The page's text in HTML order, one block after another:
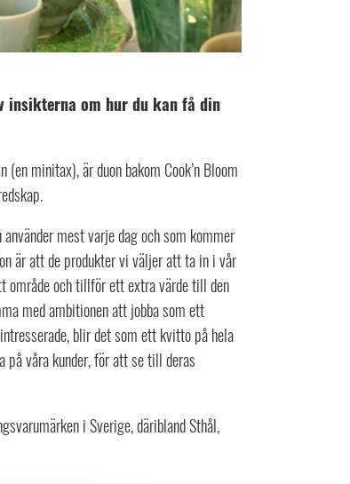
insikterna om hur du kan få din
minitax), är duon bakom Cook’n Bloom
mest varje dag och som kommer
är att de produkter vi väljer att ta in i vår
område och tillför ett extra värde till den
med ambitionen att jobba som ett
blir det som ett kvitto på hela
våra kunder, för att se till deras
i Sverige, däribland Sthål,